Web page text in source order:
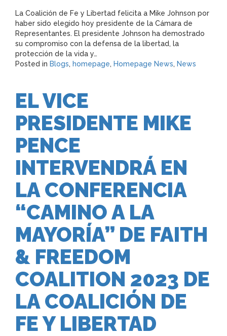
La Coalición de Fe y Libertad felicita a Mike Johnson por
haber sido elegido hoy presidente de la Cámara de
Representantes. El presidente Johnson ha demostrado
su compromiso con la defensa de la libertad, la
protección de la vida y…
Posted in Blogs, homepage, Homepage News, News
EL VICE
PRESIDENTE MIKE
PENCE
INTERVENDRÁ EN
LA CONFERENCIA
“CAMINO A LA
MAYORÍA” DE FAITH
& FREEDOM
COALITION 2023 DE
LA COALICIÓN DE
FE Y LIBERTAD